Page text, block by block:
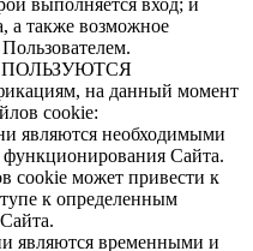
выполняется вход; и
а также возможное
на данный момент
cookie:
являются необходимыми
функционирования Сайта.
cookie может привести к
к определенным
являются временными и